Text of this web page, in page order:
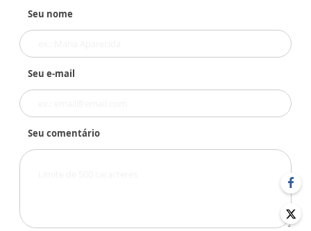
Seu nome
Seu e-mail
Seu comentário